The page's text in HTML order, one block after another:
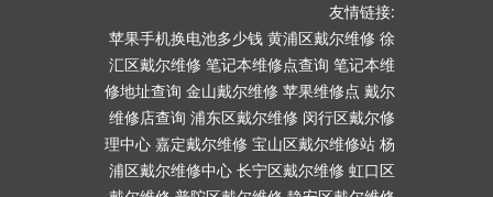
友情链接:
苹果手机换电池多少钱 黄浦区戴尔维修 徐
汇区戴尔维修 笔记本维修点查询 笔记本维
修地址查询 金山戴尔维修 苹果维修点 戴尔
维修店查询 浦东区戴尔维修 闵行区戴尔修
理中心 嘉定戴尔维修 宝山区戴尔维修站 杨
浦区戴尔维修中心 长宁区戴尔维修 虹口区